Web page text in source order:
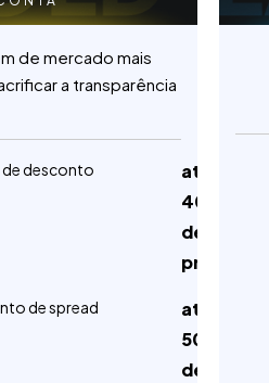
de mercado mais
a transparência
de desconto
até
40%
de
prata
de spread
até
50%
de